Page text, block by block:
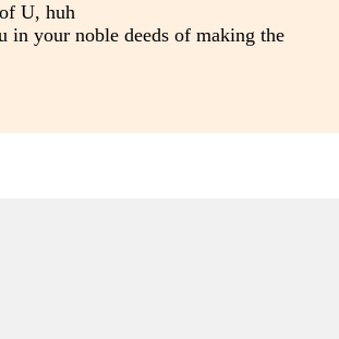
U, huh
your noble deeds of making the